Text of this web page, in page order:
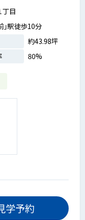
丁目
」駅徒歩10分
約43.98坪
80%
学予約